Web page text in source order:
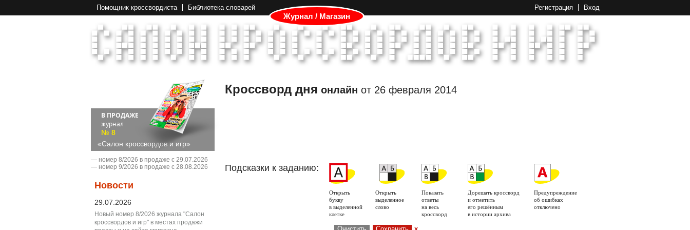
Помощник кроссвордиста Библиотека словарей
Журнал / Магазин
Регистрация Вход
В ПРОДАЖЕ
журнал
№ 8
«Салон кроссвордов и игр»
― номер 8/2026 в продаже с 29.07.2026
― номер 9/2026 в продаже с 28.08.2026
Новости
29.07.2026
Новый номер 8/2026 журнала "Салон
кроссвордов и игр" в местах продажи
Кроссворд дня онлайн от 26 февраля 2014
Подсказки к заданию:
Открыть
букву
в выделенной
клетке
Открыть
выделенное
слово
Показать
ответы
на весь
кроссворд
Дорешать кроссворд
и отметить
его решённым
в истории архива
Предупреждение
об ошибках
отключено